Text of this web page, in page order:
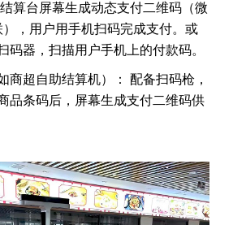
算台屏幕生成动态支付二维码（微
，用户用手机扫码完成支付。或
码器，扫描用户手机上的付款码。
商超自助结算机）： 配备扫码枪，
品条码后，屏幕生成支付二维码供